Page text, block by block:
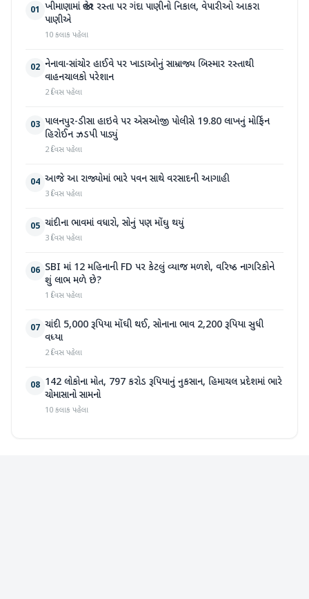
01 ખીમાણામાં જાહેર રસ્તા પર ગંદા પાણીનો નિકાલ, વેપારીઓ આકરા
પાણીએ
10 કલાક પહેલા
02 નેનાવા-સાંચોર હાઈવે પર ખાડાઓનું સામ્રાજ્ય બિસ્માર રસ્તાથી
વાહનચાલકો પરેશાન
2 દિવસ પહેલા
03 પાલનપુર-ડીસા હાઇવે પર એસઓજી પોલીસે 19.80 લાખનું મોર્ફિન
હિરોઈન ઝડપી પાડ્યું
2 દિવસ પહેલા
04 આજે આ રાજ્યોમાં ભારે પવન સાથે વરસાદની આગાહી
3 દિવસ પહેલા
05 ચાંદીના ભાવમાં વધારો, સોનું પણ મોંઘુ થયું
3 દિવસ પહેલા
06 SBI માં 12 મહિનાની FD પર કેટલું વ્યાજ મળશે, વરિષ્ઠ નાગરિકોને
શું લાભ મળે છે?
1 દિવસ પહેલા
07 ચાંદી 5,000 રૂપિયા મોંઘી થઈ, સોનાના ભાવ 2,200 રૂપિયા સુધી
વધ્યા
2 દિવસ પહેલા
08 142 લોકોના મોત, 797 કરોડ રૂપિયાનું નુકસાન, હિમાચલ પ્રદેશમાં ભારે
ચોમાસાનો સામનો
10 કલાક પહેલા